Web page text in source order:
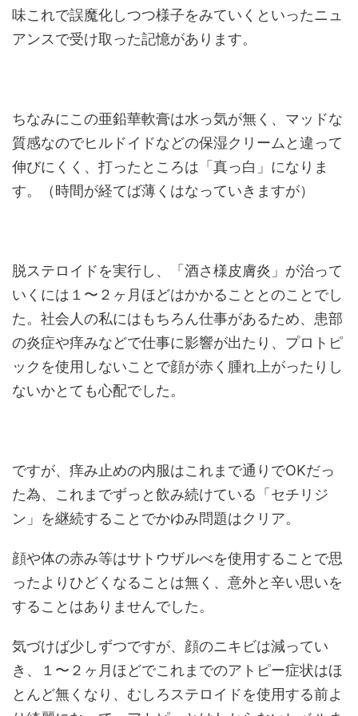
味これで誤魔化しつつ様子をみていくといったニュ
アンスで受け取った記憶があります。
ちなみにこの亜鉛華軟膏は水っ気が無く、マッドな
質感なのでヒルドイドなどの保湿クリームと違って
伸びにくく、打ったところは「真っ白」になりま
す。（時間が経てば薄くはなっていきますが）
脱ステロイドを実行し、「酒さ様皮膚炎」が治って
いくには１〜２ヶ月ほどはかかることとのことでし
た。社会人の私にはもちろん仕事があるため、患部
の炎症や痒みなどで仕事に影響が出たり、プロトピ
ックを使用しないことで顔が赤く腫れ上がったりし
ないかとても心配でした。
ですが、痒み止めの内服はこれまで通りでOKだっ
た為、これまでずっと飲み続けている「セチリジ
ン」を継続することでかゆみ問題はクリア。
顔や体の赤み等はサトウザルべを使用することで思
ったよりひどくなることは無く、意外と辛い思いを
することはありませんでした。
気づけば少しずつですが、顔のニキビは減ってい
き、１〜２ヶ月ほどでこれまでのアトピー症状はほ
とんど無くなり、むしろステロイドを使用する前よ